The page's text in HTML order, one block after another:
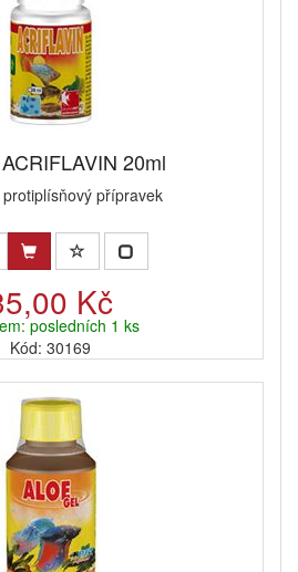
20ml
přípravek
Kč
posledních 1 ks
Kód: 30169